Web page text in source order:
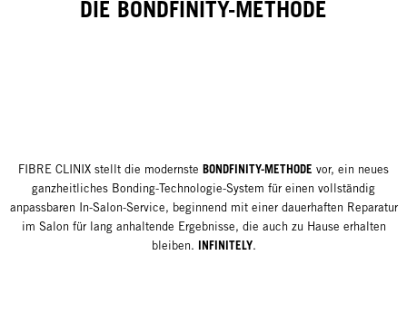
DIE BONDFINITY-METHODE
FIBRE CLINIX stellt die modernste BONDFINITY-METHODE vor, ein neues
ganzheitliches Bonding-Technologie-System für einen vollständig
anpassbaren In-Salon-Service, beginnend mit einer dauerhaften Reparatur
im Salon für lang anhaltende Ergebnisse, die auch zu Hause erhalten
bleiben. INFINITELY.